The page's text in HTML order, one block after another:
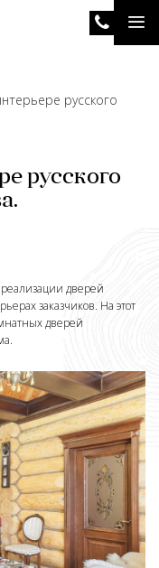
русского
русского
дверей
заказчиков. На этот
дверей